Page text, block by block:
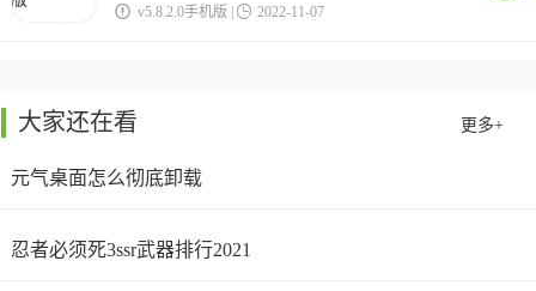
 v5.8.2.0手机版 |  2022-11-07
大家还在看 更多+
元气桌面怎么彻底卸载
忍者必须死3ssr武器排行2021